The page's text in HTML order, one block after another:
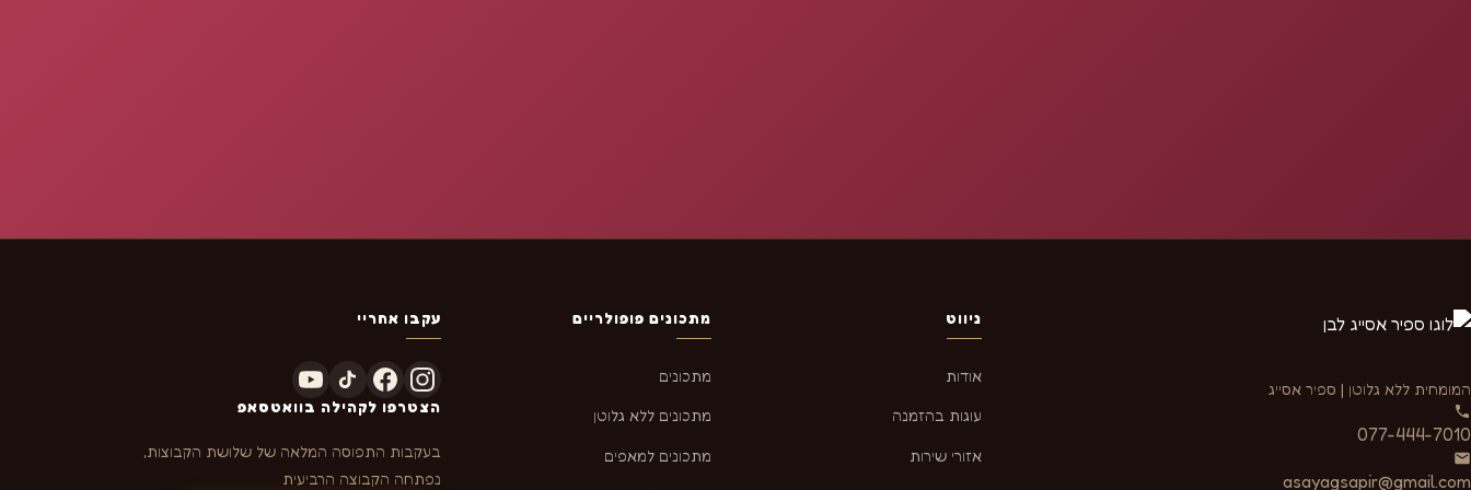
המומחית ללא גלוטן | ספיר אסייג
077-444-7010
asayagsapir@gmail.com
ניווט
אודות
עוגות בהזמנה
אזורי שירות
מתכונים פופולריים
מתכונים
מתכונים ללא גלוטן
מתכונים למאפים
עקבו אחריי
הצטרפו לקהילה בוואטסאפ
בעקבות התפוסה המלאה של שלושת הקבוצות,
נפתחה הקבוצה הרביעית